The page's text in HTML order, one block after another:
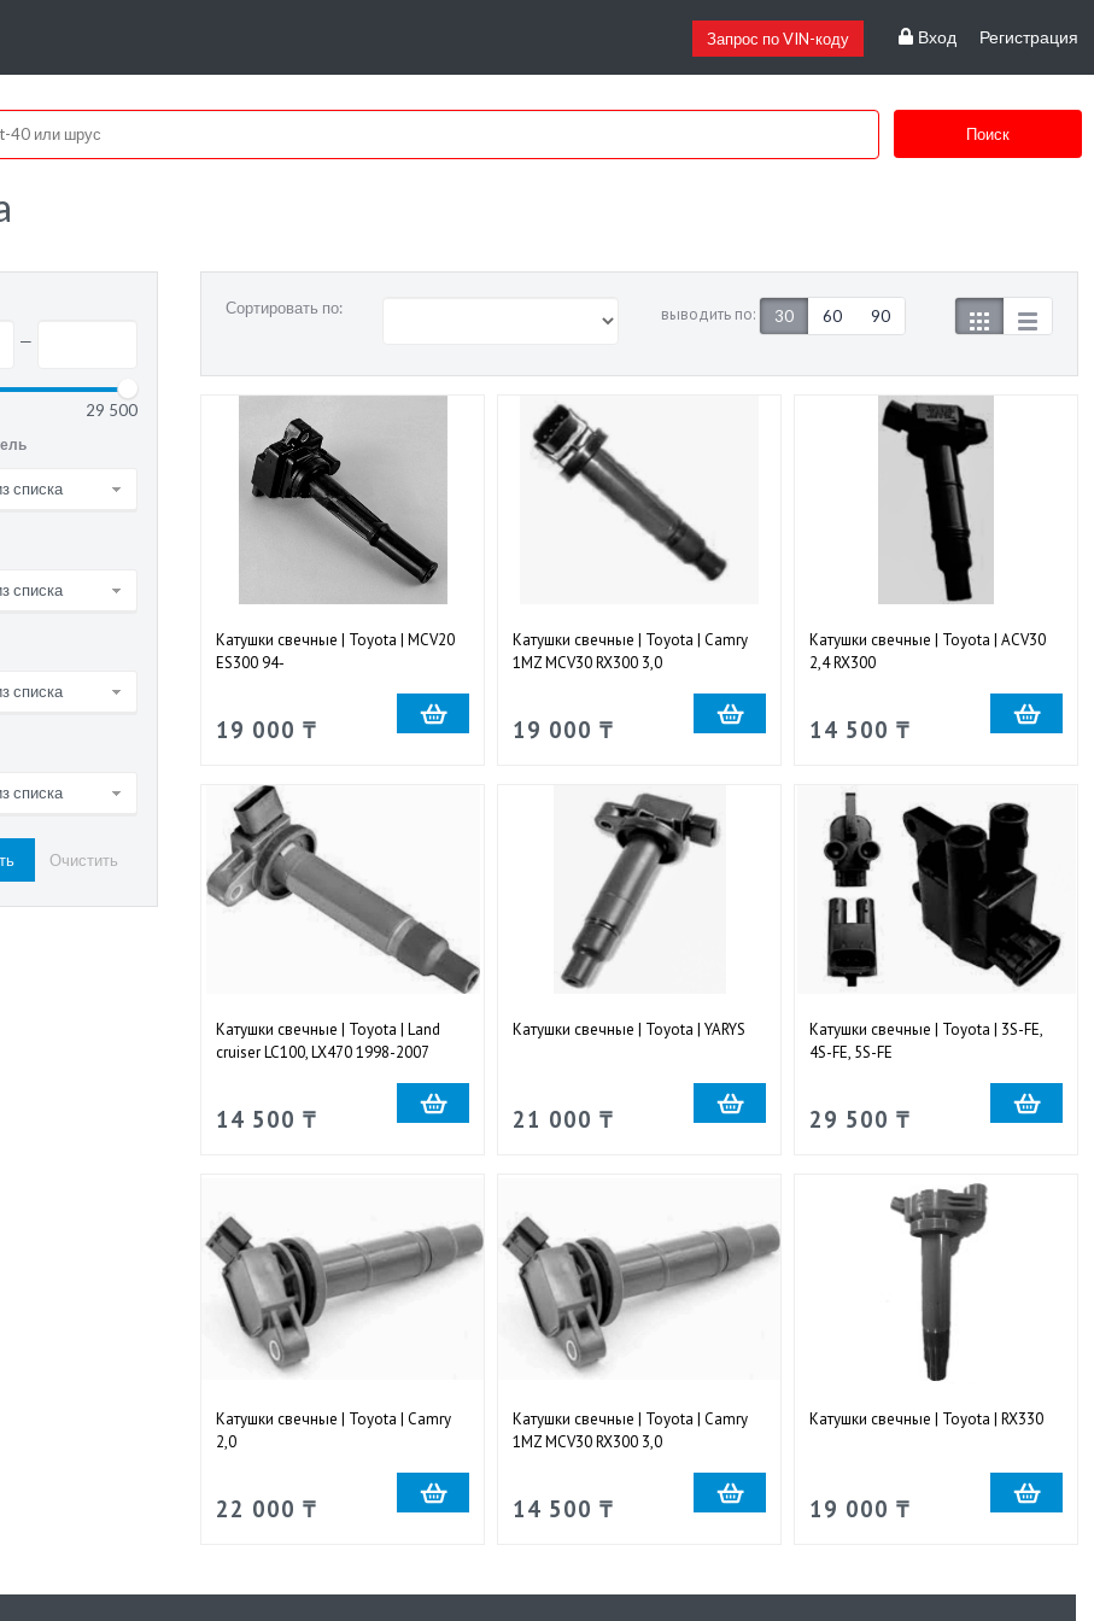
Запрос по VIN-коду Вход Регистрация
Поиск
—
29 500
списка
списка
списка
списка
Сортировать по: выводить по: 30 60 90
Катушки свечные | Toyota | MCV20
ES300 94-
19 000 ₸
Катушки свечные | Toyota | Camry
1MZ MCV30 RX300 3,0
19 000 ₸
Катушки свечные | Toyota | ACV30
2,4 RX300
14 500 ₸
Катушки свечные | Toyota | Land
cruiser LC100, LX470 1998-2007
14 500 ₸
Катушки свечные | Toyota | YARYS
21 000 ₸
Катушки свечные | Toyota | 3S-FE,
4S-FE, 5S-FE
29 500 ₸
Катушки свечные | Toyota | Camry
2,0
22 000 ₸
Катушки свечные | Toyota | Camry
1MZ MCV30 RX300 3,0
14 500 ₸
Катушки свечные | Toyota | RX330
19 000 ₸